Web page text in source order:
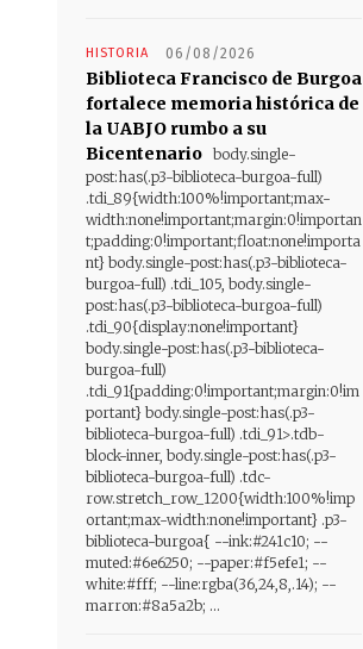
HISTORIA 06/08/2026
Biblioteca Francisco de Burgoa
fortalece memoria histórica de
la UABJO rumbo a su
Bicentenario body.single-
post:has(.p3-biblioteca-burgoa-full)
.tdi_89{width:100%!important;max-
width:none!important;margin:0!importan
t;padding:0!important;float:none!importa
nt} body.single-post:has(.p3-biblioteca-
burgoa-full) .tdi_105, body.single-
post:has(.p3-biblioteca-burgoa-full)
.tdi_90{display:none!important}
body.single-post:has(.p3-biblioteca-
burgoa-full)
.tdi_91{padding:0!important;margin:0!im
portant} body.single-post:has(.p3-
biblioteca-burgoa-full) .tdi_91>.tdb-
block-inner, body.single-post:has(.p3-
biblioteca-burgoa-full) .tdc-
row.stretch_row_1200{width:100%!imp
ortant;max-width:none!important} .p3-
biblioteca-burgoa{ --ink:#241c10; --
muted:#6e6250; --paper:#f5efe1; --
white:#fff; --line:rgba(36,24,8,.14); --
marron:#8a5a2b; ...